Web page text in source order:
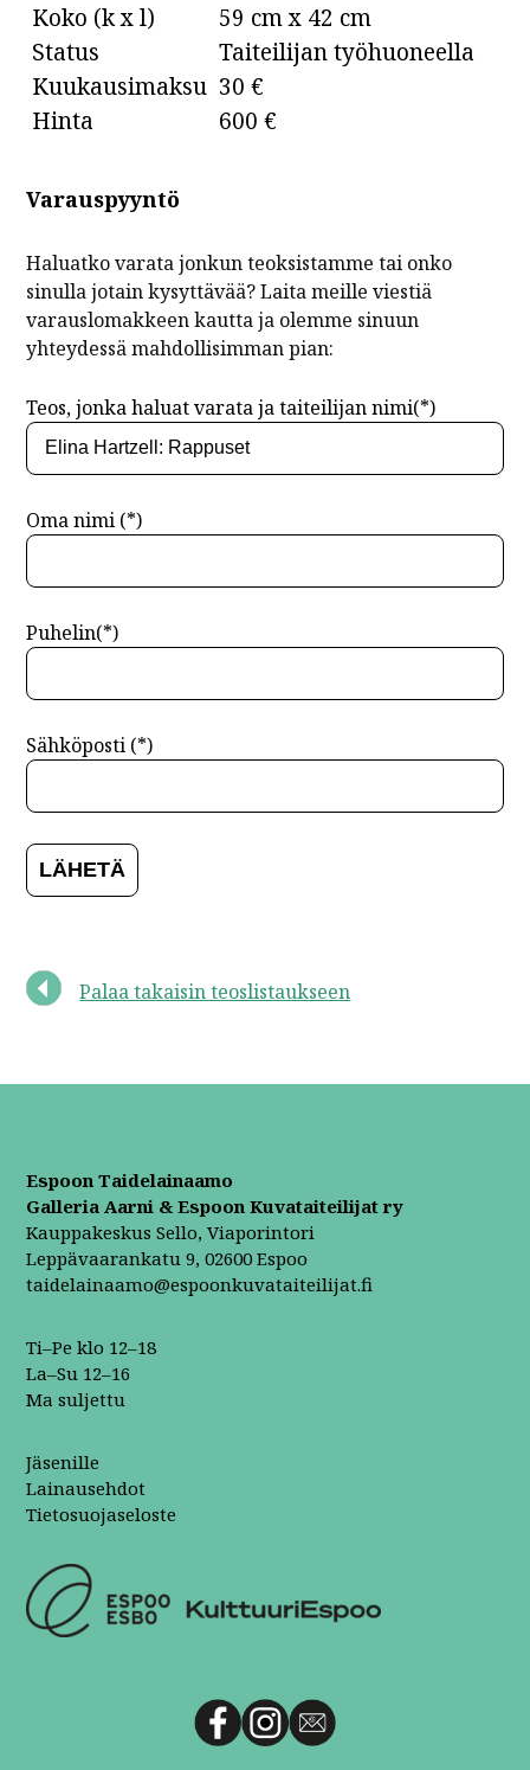
Koko (k x l)
59 cm x 42 cm
Status
Taiteilijan työhuoneella
Kuukausimaksu 30 €
Hinta
600 €
Varauspyyntö
Haluatko varata jonkun teoksistamme tai onko
sinulla jotain kysyttävää? Laita meille viestiä
varauslomakkeen kautta ja olemme sinuun
yhteydessä mahdollisimman pian:
Teos, jonka haluat varata ja taiteilijan nimi(*)
Oma nimi (*)
Puhelin(*)
Sähköposti (*)
Palaa takaisin teoslistaukseen
Espoon Taidelainaamo
Galleria Aarni & Espoon Kuvataiteilijat ry
Kauppakeskus Sello, Viaporintori
Leppävaarankatu 9, 02600 Espoo
taidelainaamo@espoonkuvataiteilijat.fi
Ti–Pe klo 12–18
La–Su 12–16
Ma suljettu
Jäsenille
Lainausehdot
Tietosuojaseloste